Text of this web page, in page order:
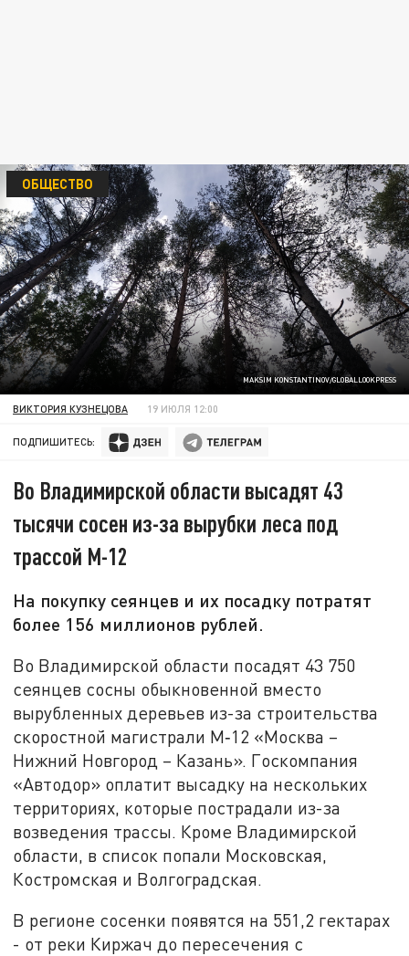
MAKSIM KONSTANTINOV/GLOBALLOOKPRESS
ОБЩЕСТВО
ВИКТОРИЯ КУЗНЕЦОВА 19 ИЮЛЯ 12:00
ПОДПИШИТЕСЬ:
Во Владимирской области высадят 43
тысячи сосен из-за вырубки леса под
трассой М-12
На покупку сеянцев и их посадку потратят
более 156 миллионов рублей.
Во Владимирской области посадят 43 750
сеянцев сосны обыкновенной вместо
вырубленных деревьев из-за строительства
скоростной магистрали М‑12 «Москва –
Нижний Новгород – Казань». Госкомпания
«Автодор» оплатит высадку на нескольких
территориях, которые пострадали из-за
возведения трассы. Кроме Владимирской
области, в список попали Московская,
Костромская и Волгоградская.
В регионе сосенки появятся на 551,2 гектарах
- от реки Киржач до пересечения с